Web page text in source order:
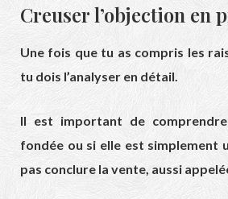
Creuser l’objection en
Une fois que tu as compris les
tu dois l’analyser en détail.
Il est important de
fondée ou si elle est simplement
pas conclure la vente, aussi